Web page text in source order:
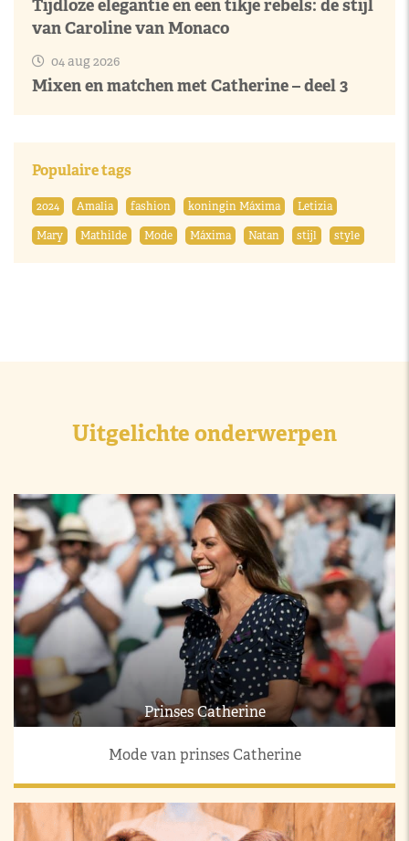
Tijdloze elegantie en een tikje rebels: de stijl
van Caroline van Monaco
04 aug 2026
Mixen en matchen met Catherine – deel 3
Populaire tags
2024 Amalia fashion koningin Máxima
Letizia
Mary
Mathilde Mode Máxima Natan stijl style
Uitgelichte onderwerpen
Prinses Catherine
Mode van prinses Catherine